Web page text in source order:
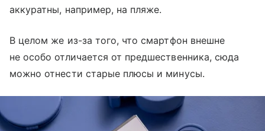
аккуратны, например, на пляже.
В целом же из-за того, что смартфон внешне
не особо отличается от предшественника, сюда
можно отнести старые плюсы и минусы.